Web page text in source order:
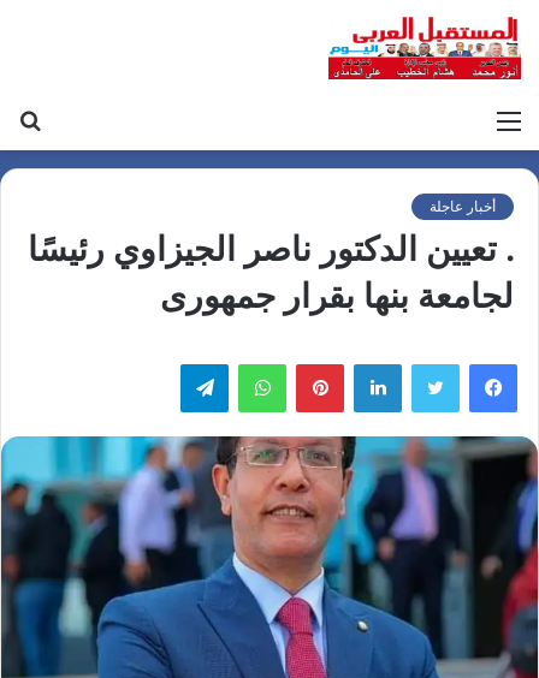
أخبار عاجلة
. تعيين الدكتور ناصر الجيزاوي رئيسًا
لجامعة بنها بقرار جمهورى
لينكدإن بينتيريست واتساب